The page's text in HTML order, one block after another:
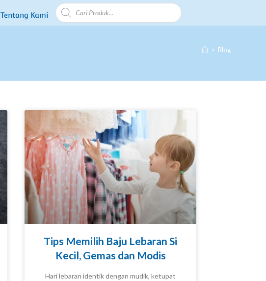
Tentang Kami
> Blog
KNOWLEDGE
Tips Memilih Baju Lebaran Si
Kecil, Gemas dan Modis
Hari lebaran identik dengan mudik, ketupat